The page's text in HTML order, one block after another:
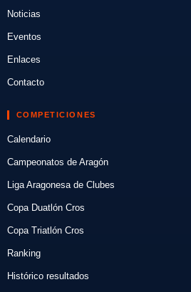
Noticias
Eventos
Enlaces
Contacto
COMPETICIONES
Calendario
Campeonatos de Aragón
Liga Aragonesa de Clubes
Copa Duatlón Cros
Copa Triatlón Cros
Ranking
Histórico resultados